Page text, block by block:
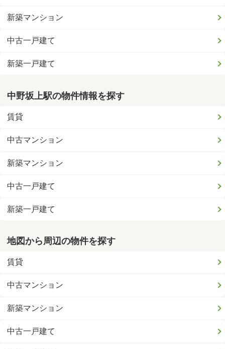
新築マンション
中古一戸建て
新築一戸建て
中野坂上駅の物件情報を探す
賃貸
中古マンション
新築マンション
中古一戸建て
新築一戸建て
地図から周辺の物件を探す
賃貸
中古マンション
新築マンション
中古一戸建て